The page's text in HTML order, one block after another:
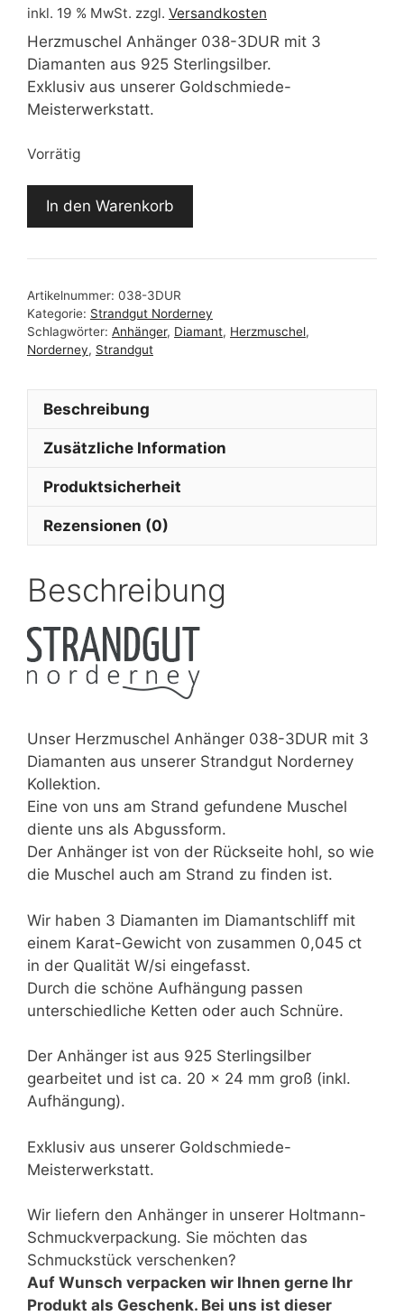
inkl. 19 % MwSt. zzgl. Versandkosten
Herzmuschel Anhänger 038-3DUR mit 3
Diamanten aus 925 Sterlingsilber.
Exklusiv aus unserer Goldschmiede-
Meisterwerkstatt.
Vorrätig
Herzmuschel
Anhänger
3DUR
In den Warenkorb
Artikelnummer: 038-3DUR
Kategorie: Strandgut Norderney
Schlagwörter: Anhänger, Diamant, Herzmuschel,
Norderney, Strandgut
Beschreibung
Zusätzliche Information
Produktsicherheit
Rezensionen (0)
Beschreibung
Unser Herzmuschel Anhänger 038-3DUR mit 3
Diamanten aus unserer Strandgut Norderney
Kollektion.
Eine von uns am Strand gefundene Muschel
diente uns als Abgussform.
Der Anhänger ist von der Rückseite hohl, so wie
die Muschel auch am Strand zu finden ist.
Wir haben 3 Diamanten im Diamantschliff mit
einem Karat-Gewicht von zusammen 0,045 ct
in der Qualität W/si eingefasst.
Durch die schöne Aufhängung passen
unterschiedliche Ketten oder auch Schnüre.
Der Anhänger ist aus 925 Sterlingsilber
gearbeitet und ist ca. 20 x 24 mm groß (inkl.
Aufhängung).
Exklusiv aus unserer Goldschmiede-
Meisterwerkstatt.
Wir liefern den Anhänger in unserer Holtmann-
Schmuckverpackung. Sie möchten das
Schmuckstück verschenken?
Auf Wunsch verpacken wir Ihnen gerne Ihr
Produkt als Geschenk. Bei uns ist dieser